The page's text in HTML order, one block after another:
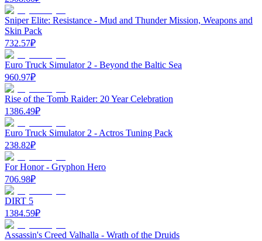
Sniper Elite: Resistance - Mud and Thunder Mission, Weapons and
Skin Pack
732.57₽
Euro Truck Simulator 2 - Beyond the Baltic Sea
960.97₽
Rise of the Tomb Raider: 20 Year Celebration
1386.49₽
Euro Truck Simulator 2 - Actros Tuning Pack
238.82₽
For Honor - Gryphon Hero
706.98₽
DIRT 5
1384.59₽
Assassin's Creed Valhalla - Wrath of the Druids